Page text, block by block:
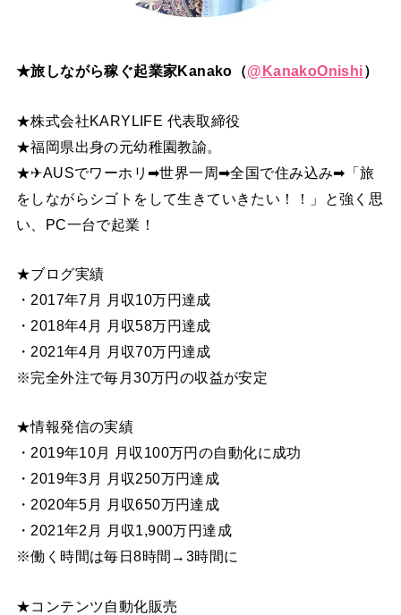
★旅しながら稼ぐ起業家Kanako（@ KanakoOnishi）
★株式会社KARYLIFE 代表取締役
★福岡県出身の元幼稚園教諭。
★✈AUSでワーホリ➡世界一周➡全国で住み込み➡「旅
をしながらシゴトをして生きていきたい！！」と強く思
い、PC一台で起業！
★ブログ実績
・2017年7月 月収10万円達成
・2018年4月 月収58万円達成
・2021年4月 月収70万円達成
※完全外注で毎月30万円の収益が安定
★情報発信の実績
・2019年10月 月収100万円の自動化に成功
・2019年3月 月収250万円達成
・2020年5月 月収650万円達成
・2021年2月 月収1,900万円達成
※働く時間は毎日8時間→3時間に
★コンテンツ自動化販売